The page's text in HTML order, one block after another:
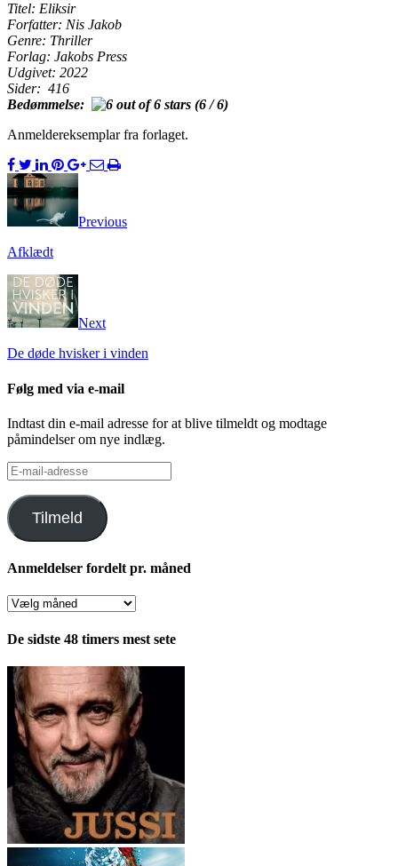
Titel: Eliksir
Forfatter: Nis Jakob
Genre: Thriller
Forlag: Jakobs Press
Udgivet: 2022
Sider: 416
Bedømmelse:
(6 / 6)
Anmeldereksemplar fra forlaget.
Previous
Afklædt
Next
De døde hvisker i vinden
Følg med via e-mail
Indtast din e-mail adresse for at blive tilmeldt og modtage
påmindelser om nye indlæg.
E-
mail-
adresse
Tilmeld
Anmeldelser fordelt pr. måned
Anmeldelser
pr.
De sidste 48 timers mest sete